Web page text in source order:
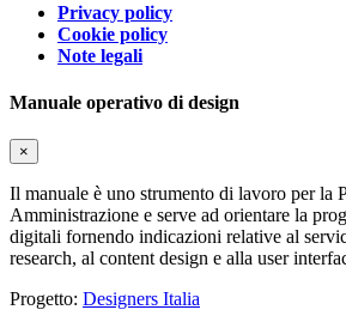
Privacy policy
Cookie policy
Note legali
Manuale operativo di design
×
Il manuale è uno strumento di lavoro per la
Amministrazione e serve ad orientare la
digitali fornendo indicazioni relative al
research, al content design e alla user
Progetto: Designers Italia